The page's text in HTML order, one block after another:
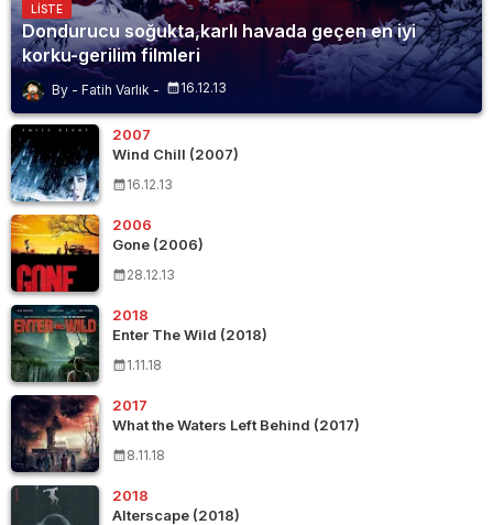
LISTE
Dondurucu soğukta,karlı havada geçen en iyi
korku-gerilim filmleri
Fatih Varlık 16.12.13
2007
Wind Chill (2007)
16.12.13
2006
Gone (2006)
28.12.13
2018
Enter The Wild (2018)
1.11.18
2017
What the Waters Left Behind (2017)
8.11.18
2018
Alterscape (2018)